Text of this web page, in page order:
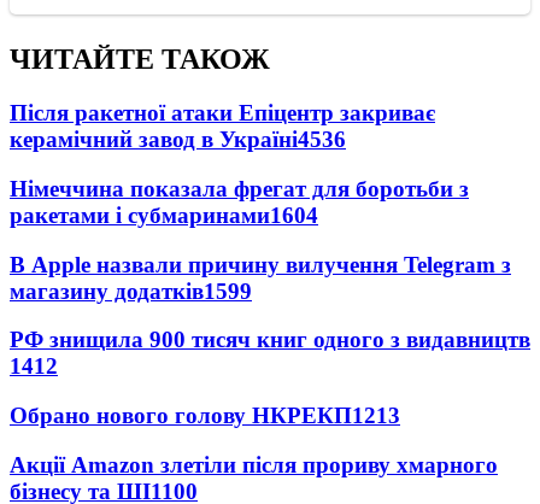
ЧИТАЙТЕ ТАКОЖ
Після ракетної атаки Епіцентр закриває
керамічний завод в Україні4536
Німеччина показала фрегат для боротьби з
ракетами і субмаринами1604
В Apple назвали причину вилучення Telegram з
магазину додатків1599
РФ знищила 900 тисяч книг одного з видавництв
1412
Обрано нового голову НКРЕКП1213
Акції Amazon злетіли після прориву хмарного
бізнесу та ШІ1100